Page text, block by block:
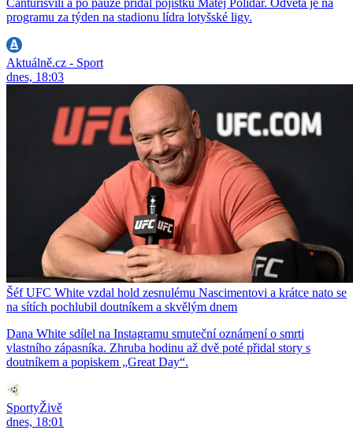
Čanturišvili a po pauze přidal pojistku Matěj Polidar. Odveta je na
programu za týden na stadionu lídra lotyšské ligy.
Aktuálně.cz - Sport
dnes, 18:03
Šéf UFC White vzdal hold zesnulému Nascimentovi a krátce nato se
na sítích pochlubil doutníkem a skvělým dnem
Dana White sdílel na Instagramu smuteční oznámení o smrti
vlastního zápasníka. Zhruba hodinu až dvě poté přidal story s
doutníkem a popiskem „Great Day“.
SportyŽivě
dnes, 18:01